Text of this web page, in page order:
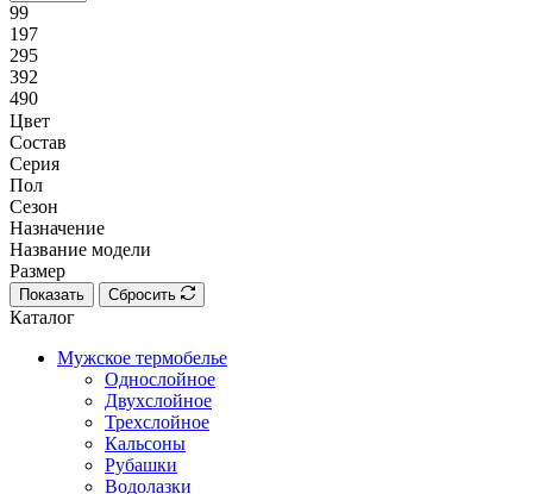
99
197
295
392
490
Цвет
Состав
Серия
Пол
Сезон
Назначение
Название модели
Размер
Показать Сбросить
Каталог
Мужское термобелье
Однослойное
Двуxслойное
Трехслойное
Кальсоны
Рубашки
Водолазки